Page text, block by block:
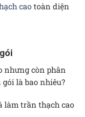
caotoàn diện
nhưng còn phân
là bao nhiêu?
làm trần thạch cao